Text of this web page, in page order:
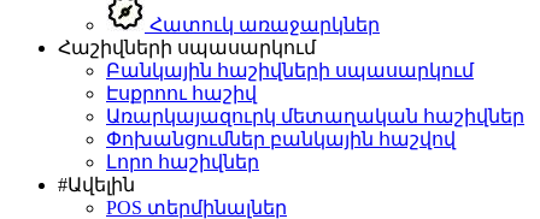
Հատուկ առաջարկներ
Հաշիվների սպասարկում
Բանկային հաշիվների սպասարկում
Էսքրոու հաշիվ
Առարկայազուրկ մետաղական հաշիվներ
Փոխանցումներ բանկային հաշվով
Լորո հաշիվներ
#Ավելին
POS տերմինալներ